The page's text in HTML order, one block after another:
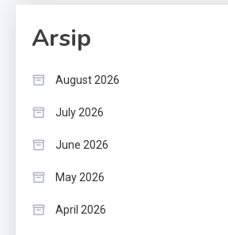
Arsip
August 2026
July 2026
June 2026
May 2026
April 2026